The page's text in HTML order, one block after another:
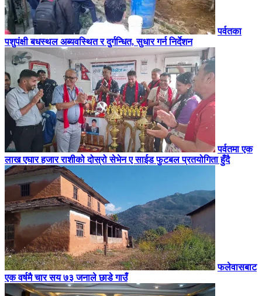
पर्वतका
पशुपंक्षी बधस्थल अब्यवस्थित र दुर्गन्धित, सुधार गर्न निर्देशन
पर्वतमा एक
लाख एघार हजार राशीको दोस्रो सेभेन ए साईड फुटबल प्रतयोगिता हुँदै
फलेवासबाट
एक वर्षमै चार सय ७३ जनाले छाडे गाउँ